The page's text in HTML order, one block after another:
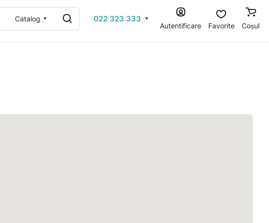
Catalog 022 323 333
Autentificare Favorite Coșul